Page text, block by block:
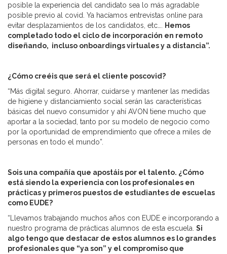
posible la experiencia del candidato sea lo más agradable
posible previo al covid. Ya hacíamos entrevistas online para
evitar desplazamientos de los candidatos, etc….
Hemos
completado todo el ciclo de incorporación en remoto
diseñando, incluso onboardings virtuales y a distancia”.
¿Cómo creéis que será el cliente poscovid?
“Más digital seguro. Ahorrar, cuidarse y mantener las medidas
de higiene y distanciamiento social serán las características
básicas del nuevo consumidor y ahí AVON tiene mucho que
aportar a la sociedad, tanto por su modelo de negocio como
por la oportunidad de emprendimiento que ofrece a miles de
personas en todo el mundo”.
Sois una compañía que apostáis por el talento. ¿Cómo
está siendo la experiencia con los profesionales en
prácticas y primeros puestos de estudiantes de escuelas
como EUDE?
“Llevamos trabajando muchos años con EUDE e incorporando a
nuestro programa de prácticas alumnos de esta escuela. Si
algo tengo que destacar de estos alumnos es lo grandes
profesionales que “ya son” y el compromiso que